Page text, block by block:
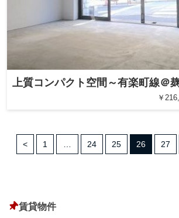
上質コンパクト空間～有楽町線＠麹
￥
< 1 … 24 25 26 27
賃貸物件